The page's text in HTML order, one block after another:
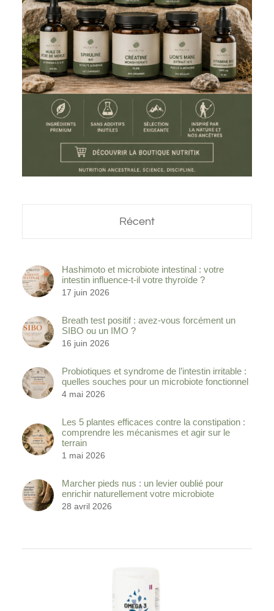
Récent
Hashimoto et microbiote intestinal : votre
intestin influence-t-il votre thyroïde ?
17 juin 2026
Breath test positif : avez-vous forcément un
SIBO ou un IMO ?
16 juin 2026
Probiotiques et syndrome de l’intestin irritable :
quelles souches pour un microbiote fonctionnel
4 mai 2026
Les 5 plantes efficaces contre la constipation :
comprendre les mécanismes et agir sur le
terrain
1 mai 2026
Marcher pieds nus : un levier oublié pour
enrichir naturellement votre microbiote
28 avril 2026